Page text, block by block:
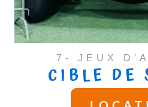
7- JEUX
CIBLE DE